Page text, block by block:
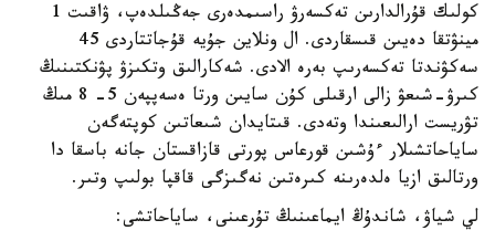
كولىك قۇرالدارىن تەكسەرۋ راسىمدەرى جەڭىلدەپ، ۋاقىت 1
مينۋتقا دەيىن قىسقاردى. ال ونلاين جۇيە قۇجاتتاردى 45
سەكۋندتا تەكسەرىپ بەرە الادى. شەكارالىق وتكىزۋ پۋنكتىنىڭ
كىرۋ-شىعۋ زالى ارقىلى كۇن سايىن ورتا ەسەپپەن 5- 8 مىڭ
تۋريست ارالىعىندا وتەدى. قىتايدان شىعاتىن كوپتەگەن
ساياحاتشىلار ءۇشىن قورعاس پورتى قازاقستان جانە باسقا دا
ورتالىق ازيا ەلدەرىنە كىرەتىن نەگىزگى قاقپا بولىپ وتىر.
لي شياۋ، شاندۇڭ ايماعىنىڭ تۇرعىنى، ساياحاتشى: